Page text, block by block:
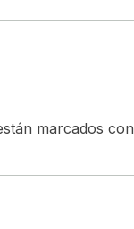
marcados con